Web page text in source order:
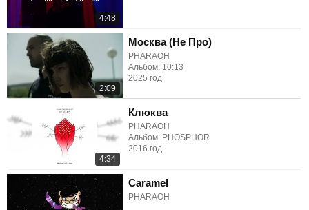
4:48
2:09
Москва (Не Про)
PHARAOH
Альбом: 10:13
2025 год
4:34
Клюква
PHARAOH
Альбом: PHOSPHOR
2016 год
Caramel
PHARAOH